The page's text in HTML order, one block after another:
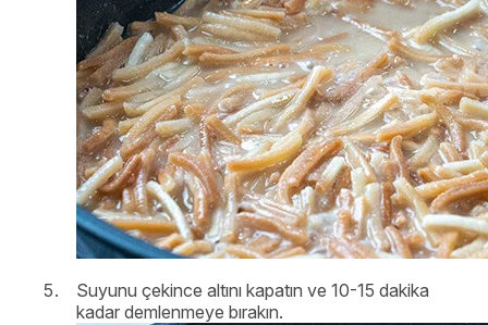
Suyunu çekince altını kapatın ve 10-15 dakika
kadar demlenmeye bırakın.